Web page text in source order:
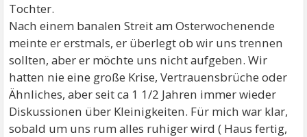
Tochter.
Nach einem banalen Streit am Osterwochenende
meinte er erstmals, er überlegt ob wir uns trennen
sollten, aber er möchte uns nicht aufgeben. Wir
hatten nie eine große Krise, Vertrauensbrüche oder
Ähnliches, aber seit ca 1 1/2 Jahren immer wieder
Diskussionen über Kleinigkeiten. Für mich war klar,
sobald um uns rum alles ruhiger wird ( Haus fertig,